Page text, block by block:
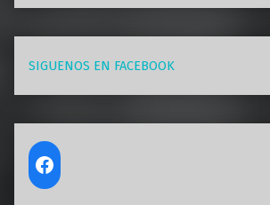
SIGUENOS EN FACEBOOK